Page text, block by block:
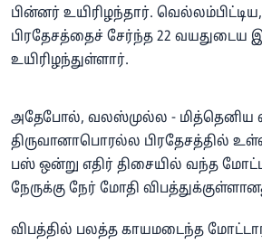
பின்னர் உயிரிழந்தார்.
பிரதேசத்தைச் சேர்ந்த 22
உயிரிழந்துள்ளார்.
அதேபோல், வலஸ்முல்ல - மித்தெனிய
திருவானாபொரல்ல பிரதேசத்தில்
பஸ் ஒன்று எதிர் திசையில் வந்த
நேருக்கு நேர் மோதி
விபத்தில் பலத்த காயமடைந்த